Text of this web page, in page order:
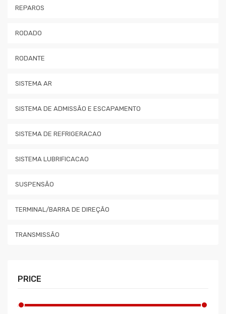
PRICE
REPAROS
RODADO
RODANTE
SISTEMA AR
SISTEMA DE ADMISSÃO E ESCAPAMENTO
SISTEMA DE REFRIGERACAO
SISTEMA LUBRIFICACAO
SUSPENSÃO
TERMINAL/BARRA DE DIREÇÃO
TRANSMISSÃO